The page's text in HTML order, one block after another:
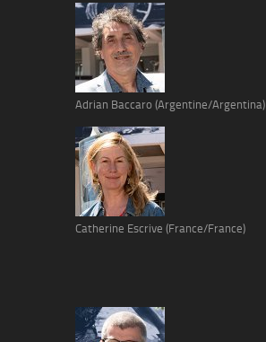
Adrian Baccaro (Argentine/Argentina)
Catherine Escrive (France/France)